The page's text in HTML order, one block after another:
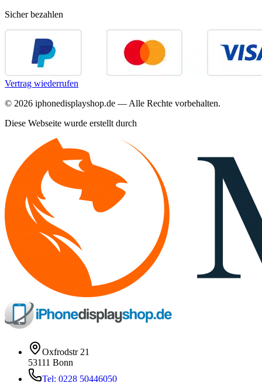
Sicher bezahlen
Vertrag wiederrufen
© 2026 iphonedisplayshop.de — Alle Rechte vorbehalten.
Diese Webseite wurde erstellt durch
Oxfrodstr 21
53111 Bonn
Tel: 0228 50446050